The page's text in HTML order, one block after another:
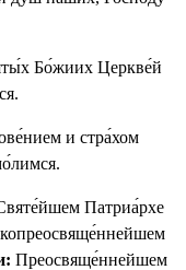
Бо́жиих Церкве́й
и стра́хом
Патриа́рхе
Преосвяще́ннейшем